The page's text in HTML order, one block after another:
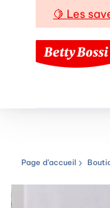
🍋 Les
Chemin de
Page d’accueil